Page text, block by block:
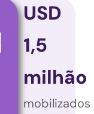
USD
1,5
milhão
mobilizados